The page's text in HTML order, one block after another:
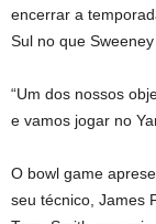
encerrar a
Sul no que
“Um dos nossos
e vamos jogar no
O bowl game
seu técnico, James